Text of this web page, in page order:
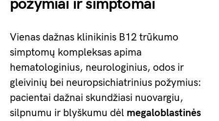
požymiai ir simptomai
Vienas dažnas klinikinis B12 trūkumo
simptomų kompleksas apima
hematologinius, neurologinius, odos ir
gleivinių bei neuropsichiatrinius požymius:
pacientai dažnai skundžiasi nuovargiu,
silpnumu ir blyškumu dėl megaloblastinės